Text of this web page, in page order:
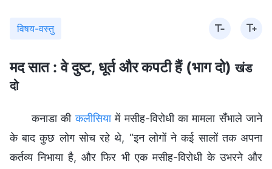
विषय-वस्तु
मद सात : वे दुष्ट, धूर्त और कपटी हैं (भाग दो)खंड
दो
कनाडा कीकलीसियामें मसीह-विरोधी का मामला सँभाले जाने
के बाद कुछ लोग सोच रहे थे, “इन लोगों ने कई सालों तक अपना
कर्तव्य निभाया है, और फिर भी एक मसीह-विरोधी के उभरने और